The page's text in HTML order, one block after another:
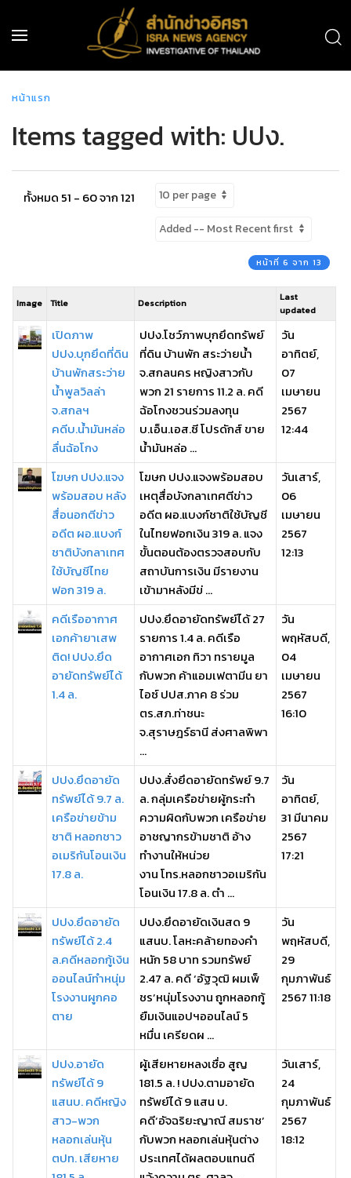
หน้าแรก
Items tagged with: ปปง.
ทั้งหมด 51 - 60 จาก 121
หน้าที่ 6 จาก 13
Image Title Description
Last
updated
เปิดภาพ
ปปง.บุกยึดที่ดิน
บ้านพักสระว่าย
น้ำพูลวิลล่า
จ.สกลฯ
คดีบ.น้ำมันหล่อ
ลื่นฉ้อโกง
ปปง.โชว์ภาพบุกยึดทรัพย์
ที่ดิน บ้านพัก สระว่ายน้ำ
จ.สกลนคร หญิงสาวกับ
พวก 21 รายการ 11.2 ล. คดี
ฉ้อโกงชวนร่วมลงทุน
บ.เอ็น.เอส.ซี โปรดักส์ ขาย
น้ำมันหล่อ ...
วัน
อาทิตย์,
07
เมษายน
2567
12:44
โฆษก ปปง.แจง
พร้อมสอบ หลัง
สื่อนอกตีข่าว
อดีต ผอ.แบงก์
ชาติบังกลาเทศ
ใช้บัญชีไทย
ฟอก 319 ล.
โฆษก ปปง.แจงพร้อมสอบ
เหตุสื่อบังกลาเทศตีข่าว
อดีต ผอ.แบงก์ชาติใช้บัญชี
ในไทยฟอกเงิน 319 ล. แจง
ขั้นตอนต้องตรวจสอบกับ
สถาบันการเงิน มีรายงาน
เข้ามาหลังมีข่ ...
วันเสาร์,
06
เมษายน
2567
12:13
คดีเรืออากาศ
เอกค้ายาเสพ
ติด! ปปง.ยึด
อายัดทรัพย์ได้
1.4 ล.
ปปง.ยึดอายัดทรัพย์ได้ 27
รายการ 1.4 ล. คดีเรือ
อากาศเอก ทิวา ทรายมูล
กับพวก ค้าแอมเฟตามีน ยา
ไอซ์ ปปส.ภาค 8 ร่วม
ตร.สภ.ท่าชนะ
จ.สุราษฎร์ธานี ส่งศาลพิพา
...
วัน
พฤหัสบดี,
04
เมษายน
2567
16:10
ปปง.ยึดอายัด
ทรัพย์ได้ 9.7 ล.
เครือข่ายข้าม
ชาติ หลอกชาว
อเมริกันโอนเงิน
17.8 ล.
ปปง.สั่งยึดอายัดทรัพย์ 9.7
ล. กลุ่มเครือข่ายผู้กระทำ
ความผิดกับพวก เครือข่าย
อาชญากรข้ามชาติ อ้าง
ทำงานให้หน่วย
งาน โทร.หลอกชาวอเมริกัน
โอนเงิน 17.8 ล. ตำ ...
วัน
อาทิตย์,
31 มีนาคม
2567
17:21
ปปง.ยึดอายัด
ทรัพย์ได้ 2.4
ล.คดีหลอกกู้เงิน
ออนไลน์ทำหนุ่ม
โรงงานผูกคอ
ตาย
ปปง.ยึดอายัดเงินสด 9
แสนบ. โลหะคล้ายทองคำ
หนัก 58 บาท รวมทรัพย์
2.47 ล. คดี ‘อัฐวุฒิ ผมเพ็
ชร’หนุ่มโรงงาน ถูกหลอกกู้
ยืมเงินแอปฯออนไลน์ 5
หมื่น เครียดผ ...
วัน
พฤหัสบดี,
29
กุมภาพันธ์
2567 11:18
ปปง.อายัด
ทรัพย์ได้ 9
แสนบ. คดีหญิง
สาว-พวก
หลอกเล่นหุ้น
ตปท. เสียหาย
ผู้เสียหายหลงเชื่อ สูญ
181.5 ล. ! ปปง.ตามอายัด
ทรัพย์ได้ 9 แสน บ.
คดี‘อัจฉริยะญาณี สมราช’
กับพวก หลอกเล่นหุ้นต่าง
ประเทศได้ผลตอบแทนดี
วันเสาร์,
24
กุมภาพันธ์
2567
18:12